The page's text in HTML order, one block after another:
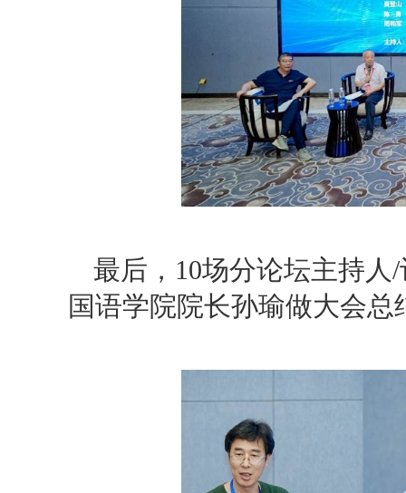
最后，10场分论坛主持
国语学院院长孙瑜做大会